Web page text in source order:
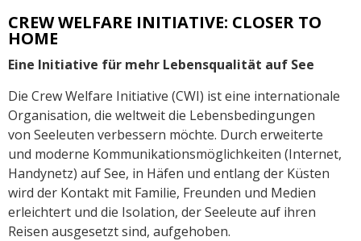
CREW WELFARE INITIATIVE: CLOSER TO
HOME
Eine Initiative für mehr Lebensqualität auf See
Die Crew Welfare Initiative (CWI) ist eine internationale
Organisation, die weltweit die Lebensbedingungen
von Seeleuten verbessern möchte. Durch erweiterte
und moderne Kommunikationsmöglichkeiten (Internet,
Handynetz) auf See, in Häfen und entlang der Küsten
wird der Kontakt mit Familie, Freunden und Medien
erleichtert und die Isolation, der Seeleute auf ihren
Reisen ausgesetzt sind, aufgehoben.